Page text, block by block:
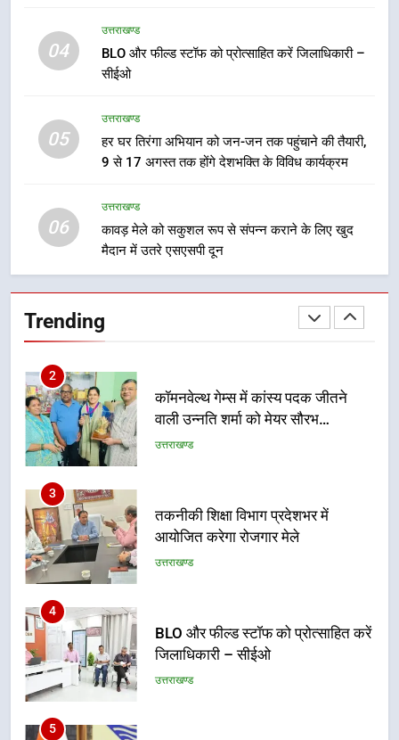
04
उत्तराखण्ड
BLO और फील्ड स्टॉफ को प्रोत्साहित करें जिलाधिकारी –
सीईओ
05
उत्तराखण्ड
हर घर तिरंगा अभियान को जन-जन तक पहुंचाने की तैयारी,
9 से 17 अगस्त तक होंगे देशभक्ति के विविध कार्यक्रम
06
उत्तराखण्ड
कावड़ मेले को सकुशल रूप से संपन्न कराने के लिए खुद
मैदान में उतरे एसएसपी दून
Trending
मुख्यमंत्री ने तीलू रौतेली एवं आंगनबाड़ी
कार्यकत्री पुरस्कार से मातृशक्ति को किया
8
खेल महाकुंभ 2026ः 01 सितंबर से सजेगा
प्रतिभा का प्रदर्शन
विशेष स्वच्छता अभियान में डीएम एवं सचिव
विधिक सेवा प्राधिकरण ने किया प्रतिभाग,
100 से अधिक लोग बने इस अभियान का
2
कॉमनवेल्थ गेम्स में कांस्य पदक जीतने
वाली उन्नति शर्मा को मेयर सौरभ
थपलियाल ने किया सम्मानित
उत्तराखण्ड
3
तकनीकी शिक्षा विभाग प्रदेशभर में
आयोजित करेगा रोजगार मेले
उत्तराखण्ड
4
BLO और फील्ड स्टॉफ को प्रोत्साहित करें
जिलाधिकारी – सीईओ
उत्तराखण्ड
5